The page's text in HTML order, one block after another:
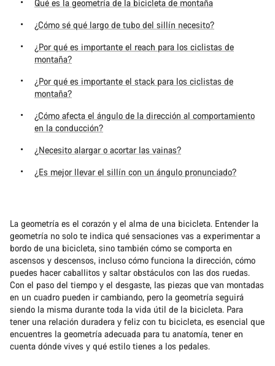
Qué es la geometría de la bicicleta de montaña
¿Cómo sé qué largo de tubo del sillín necesito?
¿Por qué es importante el reach para los ciclistas de
montaña?
¿Por qué es importante el stack para los ciclistas de
montaña?
¿Cómo afecta el ángulo de la dirección al comportamiento
en la conducción?
¿Necesito alargar o acortar las vainas?
¿Es mejor llevar el sillín con un ángulo pronunciado?
La geometría es el corazón y el alma de una bicicleta. Entender la
geometría no solo te indica qué sensaciones vas a experimentar a
bordo de una bicicleta, sino también cómo se comporta en
ascensos y descensos, incluso cómo funciona la dirección, cómo
puedes hacer caballitos y saltar obstáculos con las dos ruedas.
Con el paso del tiempo y el desgaste, las piezas que van montadas
en un cuadro pueden ir cambiando, pero la geometría seguirá
siendo la misma durante toda la vida útil de la bicicleta. Para
tener una relación duradera y feliz con tu bicicleta, es esencial que
encuentres la geometría adecuada para tu anatomía, tener en
cuenta dónde vives y qué estilo tienes a los pedales.